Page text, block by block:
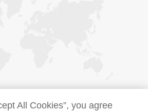
All Cookies”, you agree